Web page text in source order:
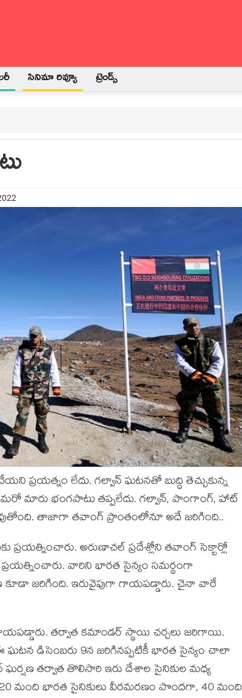
సినిమా రివ్యూ ట్రెండ్స్
ప్రయత్నం లేదు. గల్వాన్ ఘటనతో బుద్ధి తెచ్చుకున్న
మారు భంగపాటు తప్పలేదు. గల్వాన్, పాంగాంగ్, హాట్
తాజాగా తవాంగ్ ప్రాంతంలోనూ అదే జరిగింది..
ప్రయత్నించారు. అరుణాచల్ ప్రదేశ్లోని తవాంగ్ సెక్టార్లో
వారిని భారత సైన్యం సమర్థంగా
కూడా జరిగింది. ఇరువైపుగా గాయపడ్డారు. చైనా వారే
తర్వాత కమాండర్ స్థాయి చర్చలు జరిగాయి.
ఘటన డిసెంబరు 9న జరిగినప్పటికీ భారత సైన్యం చాలా
ఘర్షణ తర్వాత తొలిసారి ఇరు దేశాల సైనికుల మధ్య
20 మంది భారత సైనికులు వీరమరణం పొందగా, 40 మంది